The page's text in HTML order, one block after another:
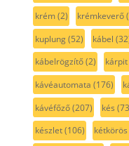
krém(2) krémkeverő
kuplung(52) kábel
kábelrögzítő(2) kárpit
kávéautomata (176)
kávéfőző(207) kés
készlet(106) kétkörös